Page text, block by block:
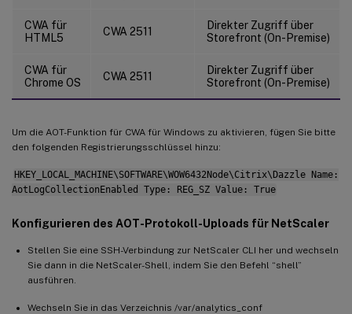
CWA für
HTML5
CWA 2511
Direkter Zugriff über
Storefront (On-Premise)
CWA für
Chrome OS
CWA 2511
Direkter Zugriff über
Storefront (On-Premise)
Um die AOT-Funktion für CWA für Windows zu aktivieren, fügen Sie bitte
den folgenden Registrierungsschlüssel hinzu:
HKEY_LOCAL_MACHINE\SOFTWARE\WOW6432Node\Citrix\Dazzle Name:
AotLogCollectionEnabled Type: REG_SZ Value: True
Konfigurieren des AOT-Protokoll-Uploads für NetScaler
Stellen Sie eine SSH-Verbindung zur NetScaler CLI her und wechseln
Sie dann in die NetScaler-Shell, indem Sie den Befehl “shell”
ausführen.
Wechseln Sie in das Verzeichnis /var/analytics_conf